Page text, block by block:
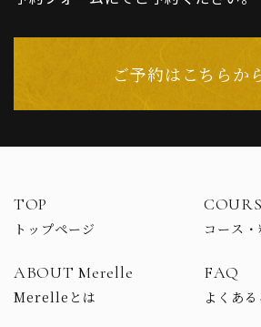
ご予約はこちらか
TOP
トップページ
ABOUT Merelle
Merelleとは
コース
FAQ
よくあ